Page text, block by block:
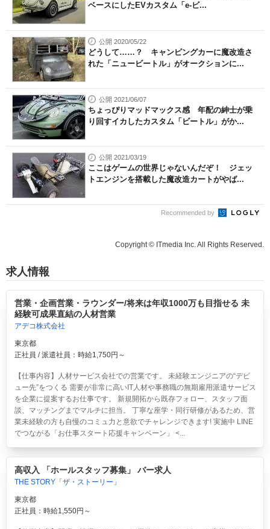
ベースにしたEVカスタム「e-ビ...
公開 2020/05/22
どうして……？ キャンピングカーに魔改造さ
れた「ニュービートル」がオークションに...
公開 2021/06/07
ちょっぴりマッドマックス感 年配の紳士が乗
り回すイカしたカスタム「ビートル」がか...
公開 2021/03/19
ここはゲームの世界じゃないんだぞ！ ジェッ
トエンジンを搭載した魔改造カートがやば...
Recommended by
Copyright © ITmedia Inc. All Rights Reserved.
求人情報
営業・企画営業・ラウンダー/将来は年収1000万も目指せる 未
経験可成果直結の人材営業
アデコ株式会社
東京都
正社員 / 派遣社員：時給1,750円～
【仕事内容】人材サービス会社での営業です。 未経験エンジニアの“デビ
ュー先”をつくる 需要が非常に高いIT人材や事務職の無期雇用派遣サービス
を企業に提案するお仕事です。 新規開拓から既存フォロー、スタッフ面
談、マッチングまでマルチに担当。 丁寧な座学・同行研修があるため、営
業未経験の方も自慢のコミュ力と意欲でチャレンジできます! 実施中 LINE
でつながる「お仕事スタート応援キャンペーン」 <...
高収入 「ホールスタッフ募集」 バー求人
THE STORY「ザ・ストーリー」
東京都
正社員：時給1,550円～